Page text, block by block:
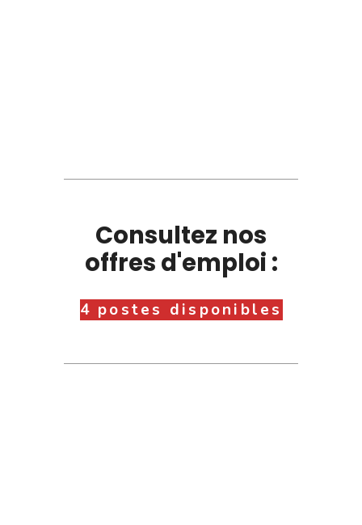
Consultez nos
offres d'emploi :
4 postes disponibles